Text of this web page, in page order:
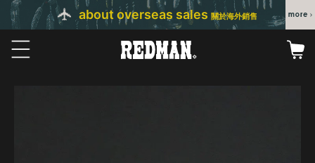
about overseas sales 關於海外銷售